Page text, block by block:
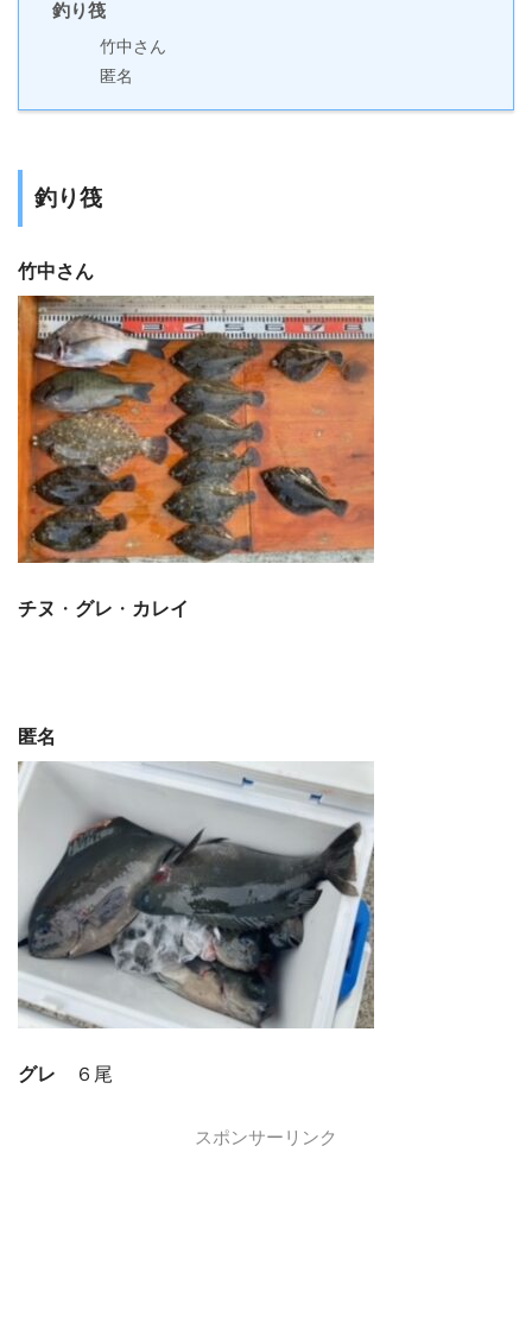
釣り筏
竹中さん
匿名
釣り筏
竹中さん
チヌ ・ グレ ・ カレイ
匿名
グレ ６尾
スポンサーリンク